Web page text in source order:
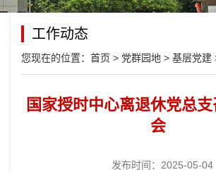
工作动态
您现在的位置： 首页 > 党群园地 > 基层党建
国家授时中心离退休党总
会
发布时间：2025-05-04